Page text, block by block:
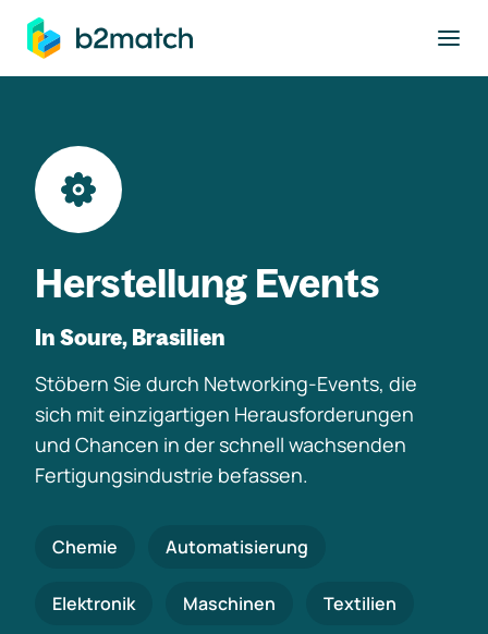
springen
Herstellung Events
In Soure, Brasilien
Stöbern Sie durch Networking-Events, die
sich mit einzigartigen Herausforderungen
und Chancen in der schnell wachsenden
Fertigungsindustrie befassen.
Chemie Automatisierung
Elektronik Maschinen Textilien